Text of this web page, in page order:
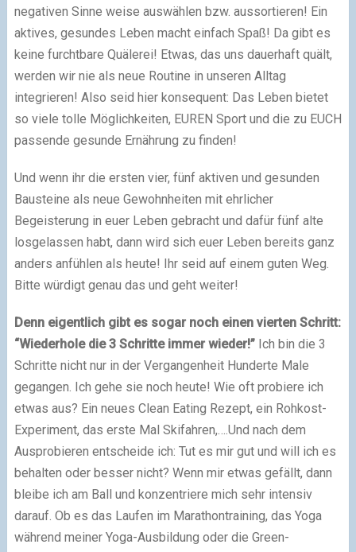
negativen Sinne weise auswählen bzw. aussortieren! Ein
aktives, gesundes Leben macht einfach Spaß! Da gibt es
keine furchtbare Quälerei! Etwas, das uns dauerhaft quält,
werden wir nie als neue Routine in unseren Alltag
integrieren! Also seid hier konsequent: Das Leben bietet
so viele tolle Möglichkeiten, EUREN Sport und die zu EUCH
passende gesunde Ernährung zu finden!
Und wenn ihr die ersten vier, fünf aktiven und gesunden
Bausteine als neue Gewohnheiten mit ehrlicher
Begeisterung in euer Leben gebracht und dafür fünf alte
losgelassen habt, dann wird sich euer Leben bereits ganz
anders anfühlen als heute! Ihr seid auf einem guten Weg.
Bitte würdigt genau das und geht weiter!
Denn eigentlich gibt es sogar noch einen vierten Schritt:
“Wiederhole die 3 Schritte immer wieder!”Ich bin die 3
Schritte nicht nur in der Vergangenheit Hunderte Male
gegangen. Ich gehe sie noch heute! Wie oft probiere ich
etwas aus? Ein neues Clean Eating Rezept, ein Rohkost-
Experiment, das erste Mal Skifahren,….Und nach dem
Ausprobieren entscheide ich: Tut es mir gut und will ich es
behalten oder besser nicht? Wenn mir etwas gefällt, dann
bleibe ich am Ball und konzentriere mich sehr intensiv
darauf. Ob es das Laufen im Marathontraining, das Yoga
während meiner Yoga-Ausbildung oder die Green-